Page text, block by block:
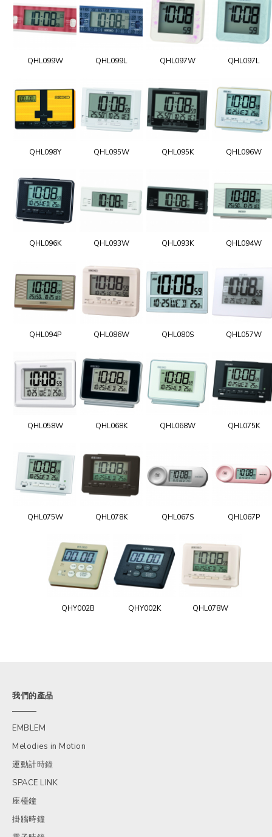
QHL099W QHL099L QHL097W QHL097L
QHL098Y QHL095W QHL095K QHL096W
QHL096K QHL093W QHL093K QHL094W
QHL094P QHL086W QHL080S QHL057W
QHL058W QHL068K QHL068W QHL075K
QHL075W QHL078K QHL067S QHL067P
QHY002B QHY002K QHL078W
我們的產品
EMBLEM
Melodies in Motion
運動計時鐘
SPACE LINK
座檯鐘
掛牆時鐘